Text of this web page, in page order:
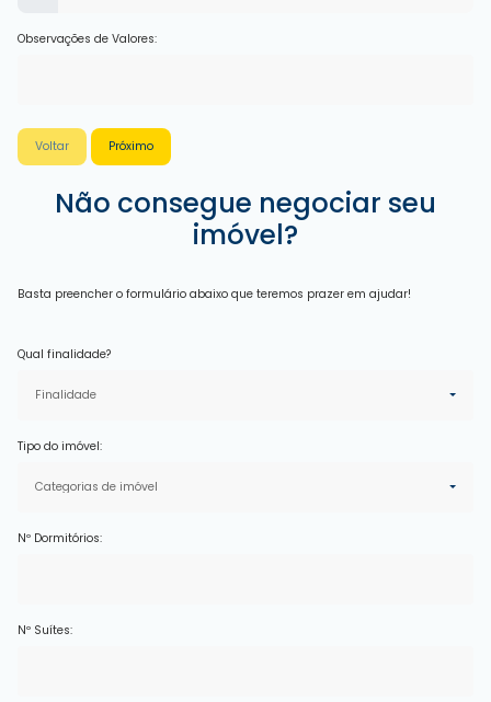
Observações de Valores:
Voltar Próximo
Não consegue negociar seu
imóvel?
Basta preencher o formulário abaixo que teremos prazer em ajudar!
Qual finalidade?
Finalidade
Tipo do imóvel:
Categorias de imóvel
Nº Dormitórios:
Nº Suítes: